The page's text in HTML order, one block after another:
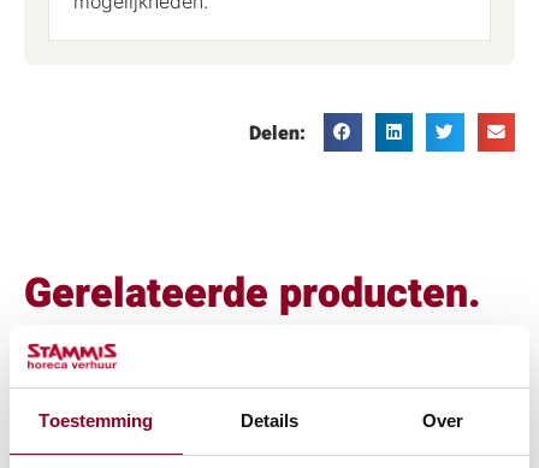
Toestemming Details Over
Delen:
Gerelateerde producten.
of bekijk alle "Biertaps"